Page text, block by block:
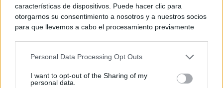
características de dispositivos. Puede hacer clic para
otorgarnos su consentimiento a nosotros y a nuestros socios
para que llevemos a cabo el procesamiento previamente
negar su consentimiento. Tenga en cuenta que algún
de su consentimiento, pero usted tiene el derecho de
Personal Data Processing Opt Outs
I want to opt-out of the Sharing of my
personal data.